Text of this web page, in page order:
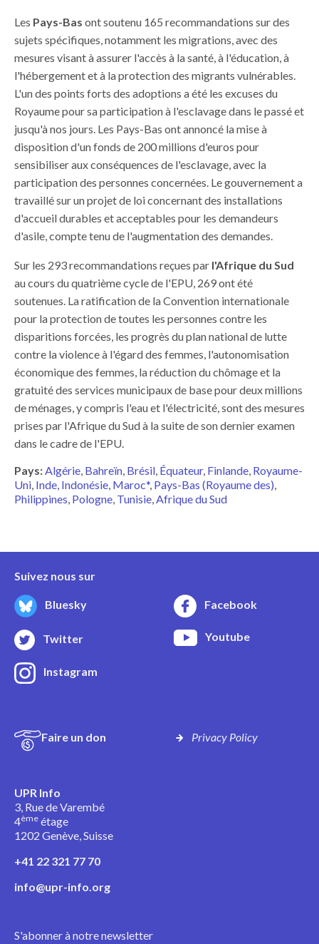
Les Pays-Bas ont soutenu 165 recommandations sur des
sujets spécifiques, notamment les migrations, avec des
mesures visant à assurer l'accès à la santé, à l'éducation, à
l'hébergement et à la protection des migrants vulnérables.
L'un des points forts des adoptions a été les excuses du
Royaume pour sa participation à l'esclavage dans le passé et
jusqu'à nos jours. Les Pays-Bas ont annoncé la mise à
disposition d'un fonds de 200 millions d'euros pour
sensibiliser aux conséquences de l'esclavage, avec la
participation des personnes concernées. Le gouvernement a
travaillé sur un projet de loi concernant des installations
d'accueil durables et acceptables pour les demandeurs
d'asile, compte tenu de l'augmentation des demandes.
Sur les 293 recommandations reçues par l'Afrique du Sud
au cours du quatrième cycle de l'EPU, 269 ont été
soutenues. La ratification de la Convention internationale
pour la protection de toutes les personnes contre les
disparitions forcées, les progrès du plan national de lutte
contre la violence à l'égard des femmes, l'autonomisation
économique des femmes, la réduction du chômage et la
gratuité des services municipaux de base pour deux millions
de ménages, y compris l'eau et l'électricité, sont des mesures
prises par l'Afrique du Sud à la suite de son dernier examen
dans le cadre de l'EPU.
Pays:Algérie Bahreïn Brésil Équateur Finlande Royaume-
Uni Inde Indonésie Maroc* Pays-Bas (Royaume des)
Philippines Pologne Tunisie Afrique du Sud
Suivez nous sur
Bluesky Facebook
Twitter Youtube
Instagram
Faire un don Privacy Policy
UPR Info
3, Rue de Varembé
4ème étage
1202 Genève, Suisse
+41 22 321 77 70
info@upr-info.org
S'abonner à notre newsletter